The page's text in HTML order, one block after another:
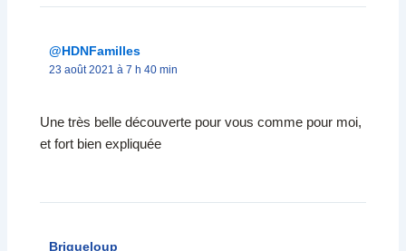
@HDNFamilles
23 août 2021 à 7 h 40 min
Une très belle découverte pour vous comme pour moi,
et fort bien expliquée
Briqueloup